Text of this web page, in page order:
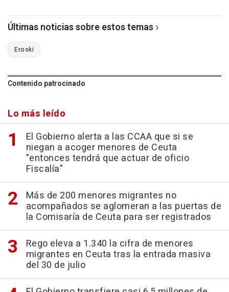
Últimas noticias sobre estos temas
Eroski
Contenido patrocinado
Lo más leído
El Gobierno alerta a las CCAA que si se
niegan a acoger menores de Ceuta
"entonces tendrá que actuar de oficio
Fiscalía"
Más de 200 menores migrantes no
acompañados se aglomeran a las puertas de
la Comisaría de Ceuta para ser registrados
Rego eleva a 1.340 la cifra de menores
migrantes en Ceuta tras la entrada masiva
del 30 de julio